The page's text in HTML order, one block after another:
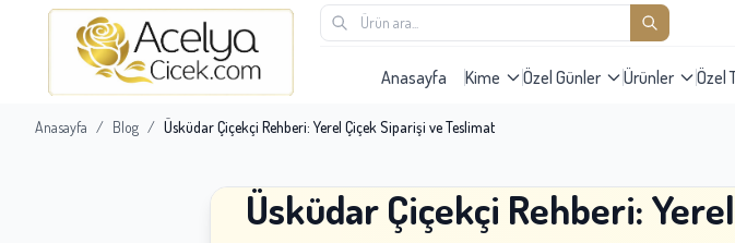
Anasayfa Kime Özel Günler Ürünler Özel
Anasayfa / Blog / Üsküdar Çiçekçi Rehberi: Yerel Çiçek Siparişi ve Teslimat
Üsküdar Çiçekçi Rehberi: